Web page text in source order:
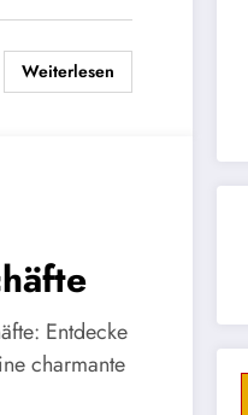
Weiterlesen
Entdecke
charmante